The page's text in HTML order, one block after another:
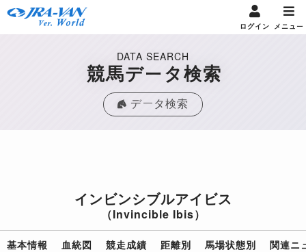
ログイン メニュー
DATA SEARCH
競馬データ検索
データ検索
インビンシブルアイビス
（Invincible Ibis）
基本情報 血統図 競走成績 距離別 馬場状態別 関連ニ